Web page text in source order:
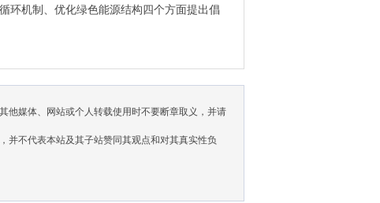
环机制、优化绿色能源结构四个方面提出倡
他媒体、网站或个人转载使用时不要断章取义，并请
并不代表本站及其子站赞同其观点和对其真实性负